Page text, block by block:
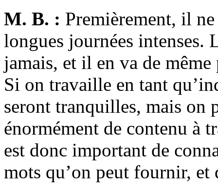
M. B. : Premièrement, il
longues journées intenses.
jamais, et il en va de
Si on travaille en tant
seront tranquilles, mais on
énormément de contenu à
est donc important de
mots qu’on peut fournir, et